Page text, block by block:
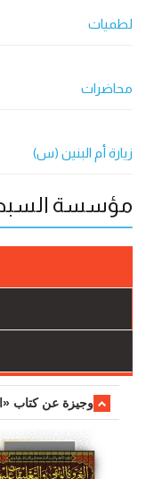
لطميات
محاضرات
زيارة أم البنين (س)
مؤسسة
وجیزة عن کتاب